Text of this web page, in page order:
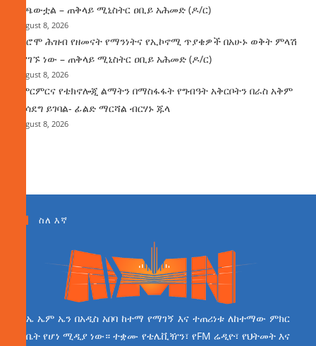
ተጫውቷል – ጠቅላይ ሚኒስትር ዐቢይ አሕመድ (ዶ/ር)
August 8, 2026
የኦሮሞ ሕዝብ የዘመናት የማንነትና የኢኮኖሚ ጥያቄዎች በአሁኑ ወቅት ምላሽ
እያገኙ ነው – ጠቅላይ ሚኒስትር ዐቢይ አሕመድ (ዶ/ር)
August 8, 2026
የምርምርና የቴክኖሎጂ ልማትን በማስፋፋት የግብዓት አቅርቦትን በራስ አቅም
ማሳደግ ይገባል- ፊልድ ማርሻል ብርሃኑ ጁላ
August 8, 2026
ስለ እኛ
ኤ ኤም ኤን በአዲስ አበባ ከተማ የማገኝ እና ተጠሪነቱ ለከተማው ምክር
ቤት የሆነ ሚዲያ ነው። ተቋሙ የቴሌቪዥን፣ የFM ሬዲዮ፣ የህትመት እና